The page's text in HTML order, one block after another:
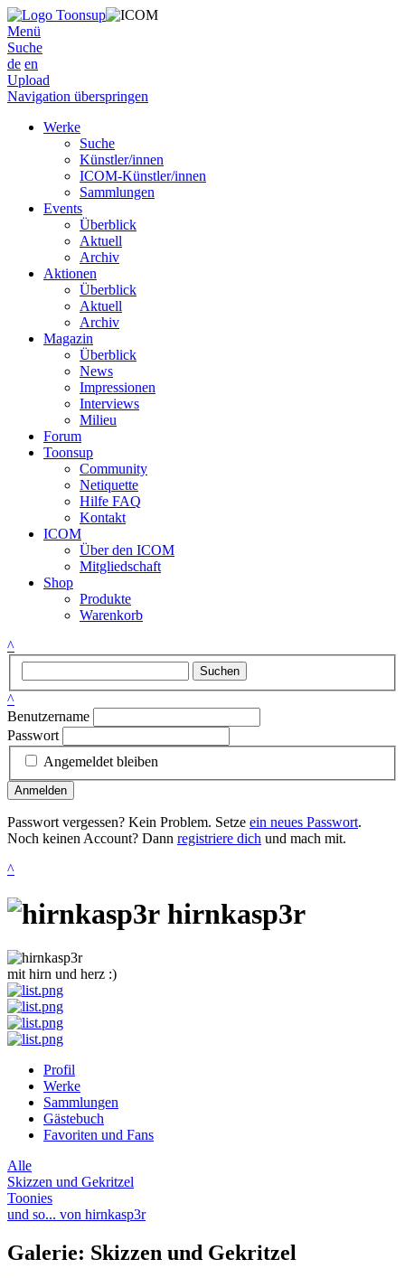
Menü
Suche
de en
Upload
Navigation überspringen
Werke
Suche
Künstler/innen
ICOM-Künstler/innen
Sammlungen
Events
Überblick
Aktuell
Archiv
Aktionen
Überblick
Aktuell
Archiv
Magazin
Überblick
News
Impressionen
Interviews
Milieu
Forum
Toonsup
Community
Netiquette
Hilfe FAQ
Kontakt
ICOM
Über den ICOM
Mitgliedschaft
Shop
Produkte
Warenkorb
^
Suchen
^
Benutzername
Passwort
Angemeldet bleiben
Anmelden
Passwort vergessen? Kein Problem. Setze ein neues Passwort.
Noch keinen Account? Dann registriere dich und mach mit.
^
hirnkasp3r
mit hirn und herz :)
Profil
Werke
Sammlungen
Gästebuch
Favoriten und Fans
Alle
Skizzen und Gekritzel
Toonies
und so... von hirnkasp3r
Galerie: Skizzen und Gekritzel